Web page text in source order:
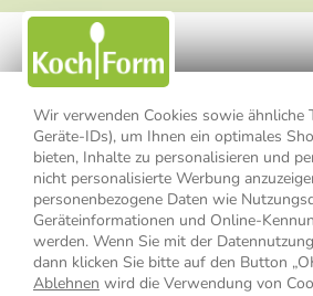
Wir verwenden Cookies sowie ähnliche
Geräte-IDs), um Ihnen ein optimales
bieten, Inhalte zu personalisieren und
nicht personalisierte Werbung
personenbezogene Daten wie
Geräteinformationen und Online-
werden. Wenn Sie mit der
dann klicken Sie bitte auf den Button
Ablehnen wird die Verwendung von
nicht erkennbar, welche konkrete Person
Einwilligung zur Nutzung meiner E-Mail-
kann ich jederzeit mit Wirkung für die
den Link "Abmelden" am Ende des
Option Newsletter im Mitgliederbereich
Impressum
Widerrufsbelehrung
Vertrag